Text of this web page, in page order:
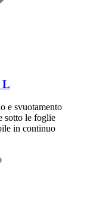
L
e svuotamento
sotto le foglie
in continuo